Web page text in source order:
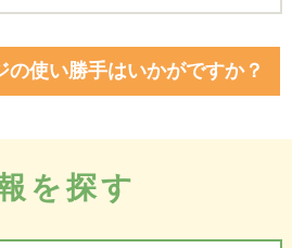
の使い勝手はいかがですか？
を探す